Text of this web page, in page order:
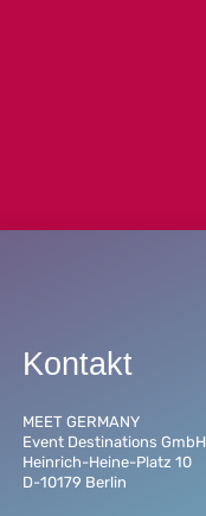
Kontakt
MEET GERMANY
Event Destinations GmbH
Heinrich-Heine-Platz 10
D-10179 Berlin